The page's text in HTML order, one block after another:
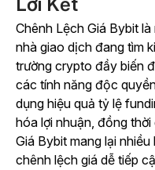
Lời Kết
Chênh Lệch Giá Bybit
nhà giao dịch đang tìm
trường crypto đầy biến
các tính năng độc
dụng hiệu quả tỷ lệ
hóa lợi nhuận, đồng
Giá Bybit mang lại
chênh lệch giá dễ tiếp